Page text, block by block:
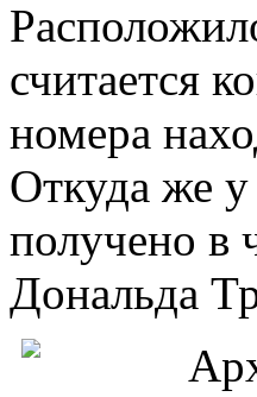
считается
номера
Откуда же у
получено в
Дональда